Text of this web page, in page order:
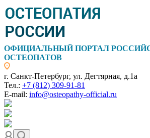
ОФИЦИАЛЬНЫЙ ПОРТАЛ
ОСТЕОПАТОВ
г. Санкт-Петербург, ул. Дегтярная, д.1а
Тел.: +7 (812) 309-91-81
E-mail: info@osteopathy-official.ru